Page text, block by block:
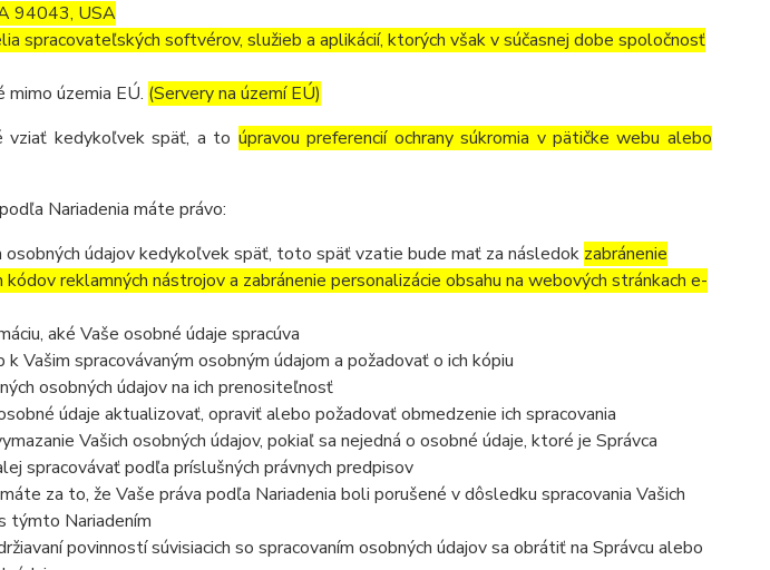
94043, USA
spracovateľských softvérov, služieb a aplikácií, ktorých však v súčasnej dobe spoločnosť
územia EÚ. (Servery na území EÚ)
vziať kedykoľvek späť, a to úpravou preferencií ochrany súkromia v pätičke webu alebo
Nariadenia máte právo:
osobných údajov kedykoľvek späť, toto späť vzatie bude mať za následok zabránenie
reklamných nástrojov a zabránenie personalizácie obsahu na webových stránkach e-
aké Vaše osobné údaje spracúva
Vašim spracovávaným osobným údajom a požadovať o ich kópiu
osobných údajov na ich prenositeľnosť
údaje aktualizovať, opraviť alebo požadovať obmedzenie ich spracovania
Vašich osobných údajov, pokiaľ sa nejedná o osobné údaje, ktoré je Správca
spracovávať podľa príslušných právnych predpisov
máte za to, že Vaše práva podľa Nariadenia boli porušené v dôsledku spracovania Vašich
týmto Nariadením
povinností súvisiacich so spracovaním osobných údajov sa obrátiť na Správcu alebo